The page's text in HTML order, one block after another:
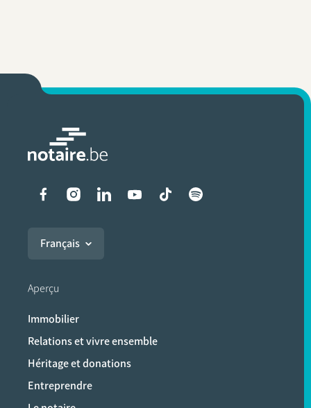
Liens vers les réseaux
Français
Aperçu
Immobilier
Relations et vivre ensemble
Héritage et donations
Entreprendre